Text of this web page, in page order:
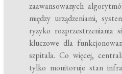
zaawansowanych
między urządzeniami,
ryzyko rozprzestrzeniania
kluczowe dla
szpitala. Co więcej,
tylko monitoruje stan